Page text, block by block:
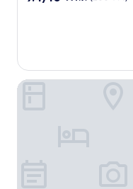
(200
รีวิว)
เดอะ เฮเว่น เขาหลัก